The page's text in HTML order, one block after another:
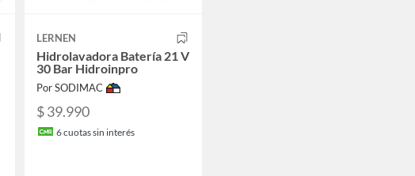
LERNEN
Hidrolavadora Batería 21 V
30 Bar Hidroinpro
Por SODIMAC
$ 39.990
6cuotas sin interés